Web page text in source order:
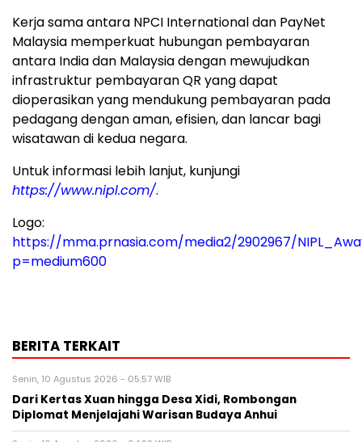
Kerja sama antara NPCI International dan PayNet
Malaysia memperkuat hubungan pembayaran
antara India dan Malaysia dengan mewujudkan
infrastruktur pembayaran QR yang dapat
dioperasikan yang mendukung pembayaran pada
pedagang dengan aman, efisien, dan lancar bagi
wisatawan di kedua negara.
Untuk informasi lebih lanjut, kunjungi
https://www.nipl.com/.
Logo:
https://mma.prnasia.com/media2/2902967/
p=medium600
BERITA TERKAIT
Senin, 10 Agustus 2026 - 05:57 WIB
Dari Kertas Xuan hingga Desa Xidi, Rombongan
Diplomat Menjelajahi Warisan Budaya Anhui